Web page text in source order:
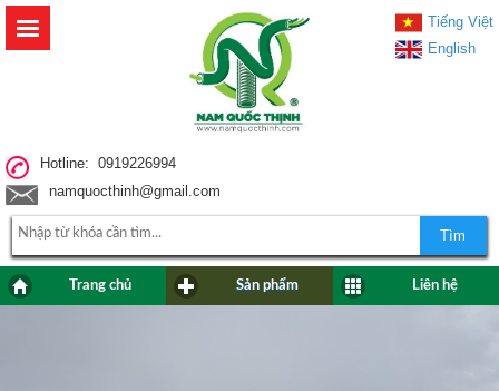
Hotline: 0919226994
namquocthinh@gmail.com
Tiếng Việt
English
Tìm
Trang chủ Sản phẩm Liên hệ